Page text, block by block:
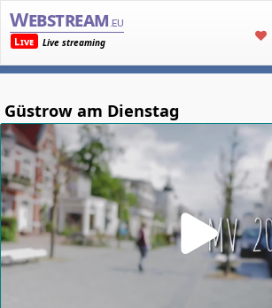
Webstream .eu
Live
Live streaming
Güstrow am Dienstag